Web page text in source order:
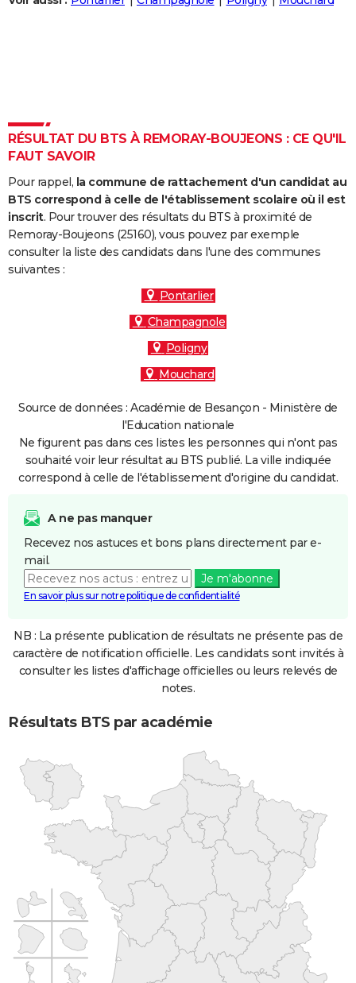
Carte de Noël
Carte Bonne année
Carte Saint-Valentin
Carte Pâques
Carte d'anniversaire
Dictionnaire
Biographies
Citations
Expressions
Proverbes
PROGRAMME TV
COPAINS D'AVANT
S'inscrire
Se connecter
Lycées
Collèges
Primaires
Universités
Entreprises
Service militaire
Avis de recherche
AVIS DE DÉCÈS
FORUM
RÉSULTAT DU BTS À REMORAY-BOUJEONS : CE QU'IL
FAUT SAVOIR
Pour rappel, la commune de rattachement d'un candidat au
BTS correspond à celle de l'établissement scolaire où il est
inscrit. Pour trouver des résultats du BTS à proximité de
Remoray-Boujeons (25160), vous pouvez par exemple
consulter la liste des candidats dans l'une des communes
suivantes :
Pontarlier
Champagnole
Poligny
Mouchard
Source de données : Académie de Besançon - Ministère de
l'Education nationale
Ne figurent pas dans ces listes les personnes qui n'ont pas
souhaité voir leur résultat au BTS publié. La ville indiquée
correspond à celle de l'établissement d'origine du candidat.
A ne pas manquer
Recevez nos astuces et bons plans directement par e-
mail.
Je m'abonne
En savoir plus sur notre politique de confidentialité
NB : La présente publication de résultats ne présente pas de
caractère de notification officielle. Les candidats sont invités à
consulter les listes d'affichage officielles ou leurs relevés de
notes.
Résultats BTS par académie